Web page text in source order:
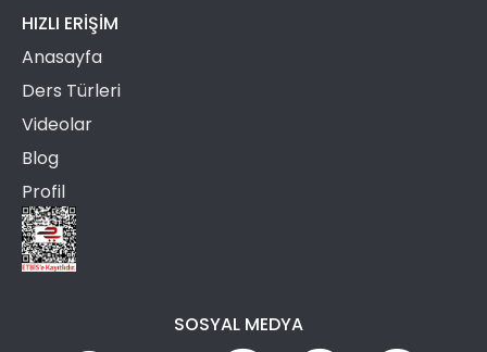
HIZLI ERIŞIM
Anasayfa
Ders Türleri
Videolar
Blog
Profil
SOSYAL MEDYA